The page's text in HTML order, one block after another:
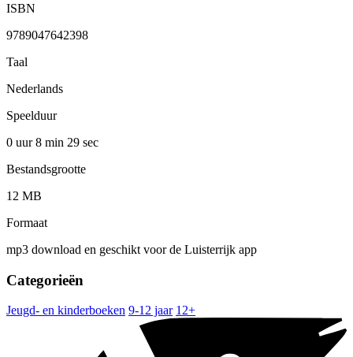
ISBN
9789047642398
Taal
Nederlands
Speelduur
0 uur 8 min 29 sec
Bestandsgrootte
12 MB
Formaat
mp3 download en geschikt voor de Luisterrijk app
Categorieën
Jeugd- en kinderboeken 9-12 jaar 12+